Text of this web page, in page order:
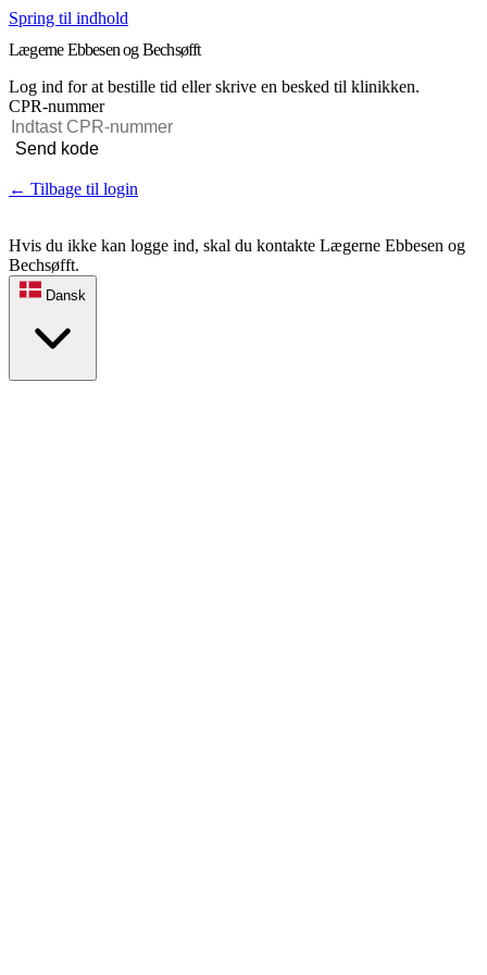
Spring til indhold
Lægerne Ebbesen og Bechsøfft
Log ind for at bestille tid eller skrive en besked til klinikken.
CPR-nummer
Send kode
← Tilbage til login
Hvis du ikke kan logge ind, skal du kontakte Lægerne Ebbesen og
Bechsøfft.
Dansk